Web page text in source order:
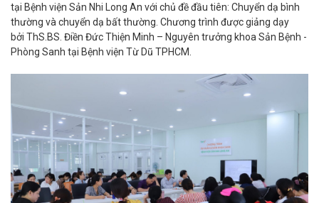
tại Bệnh viện Sản Nhi Long An với chủ đề đầu tiên: Chuyển dạ bình
thường và chuyển dạ bất thường. Chương trình được giảng dạy
bởi ThS.BS. Điền Đức Thiện Minh – Nguyên trưởng khoa Sản Bệnh -
Phòng Sanh tại Bệnh viện Từ Dũ TPHCM.